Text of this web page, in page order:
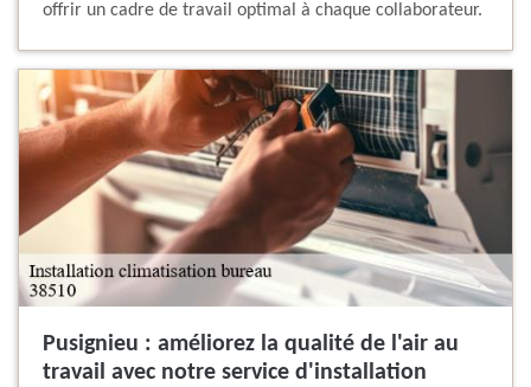
offrir un cadre de travail optimal à chaque collaborateur.
Pusignieu : améliorez la qualité de l'air au
travail avec notre service d'installation